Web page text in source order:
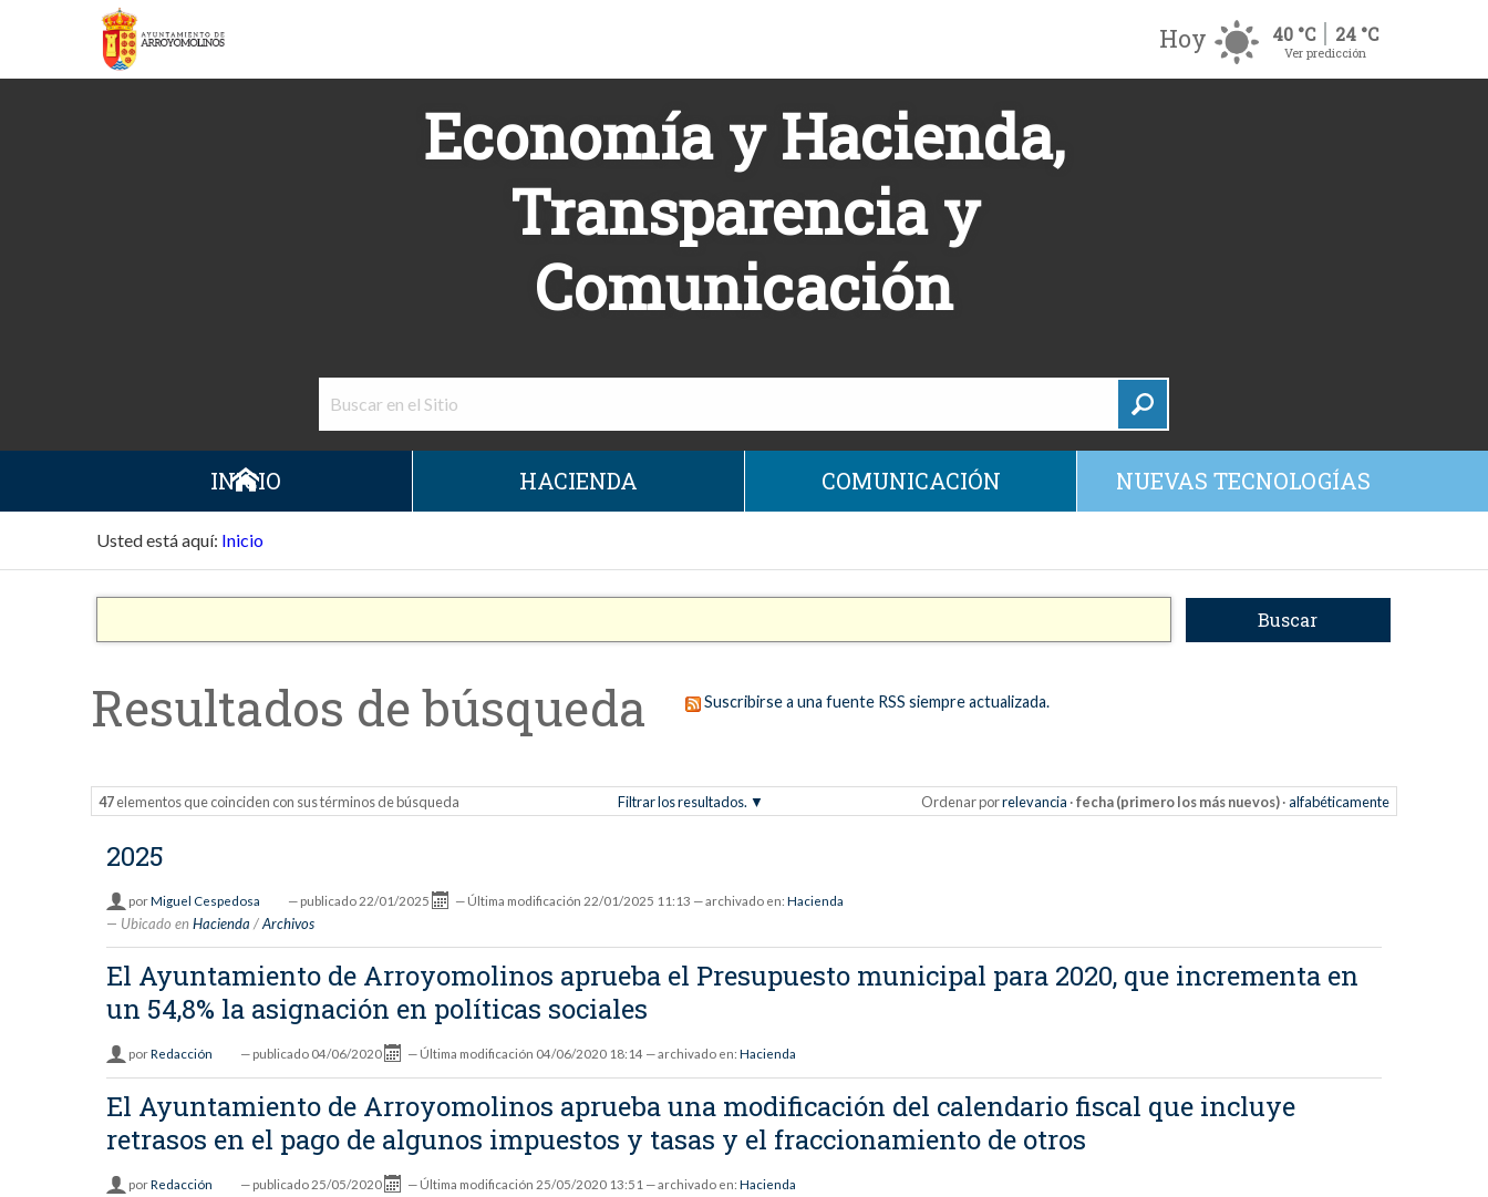
Hoy 40 °C 24 °C
Ver predicción
Economía y Hacienda,
Transparencia y
Comunicación
INICIO HACIENDA COMUNICACIÓN NUEVAS TECNOLOGÍAS
Usted está aquí: Inicio
Resultados de búsqueda Suscribirse a una fuente RSS siempre actualizada.
47elementos que coinciden con sus términos de búsqueda Filtrar los resultados. Ordenar porrelevancia ·fecha (primero los más nuevos) ·alfabéticamente
2025
porMiguel Cespedosa — publicado22/01/2025 — Última modificación 22/01/2025 11:13 — archivado en:Hacienda
Ubicado en Hacienda /Archivos
El Ayuntamiento de Arroyomolinos aprueba el Presupuesto municipal para 2020, que incrementa en
un 54,8% la asignación en políticas sociales
porRedacción — publicado04/06/2020 — Última modificación 04/06/2020 18:14 — archivado en:Hacienda
El Ayuntamiento de Arroyomolinos aprueba una modificación del calendario fiscal que incluye
retrasos en el pago de algunos impuestos y tasas y el fraccionamiento de otros
porRedacción — publicado25/05/2020 — Última modificación 25/05/2020 13:51 — archivado en:Hacienda